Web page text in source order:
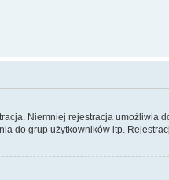
Niemniej rejestracja umożliwia
do grup użytkowników itp.